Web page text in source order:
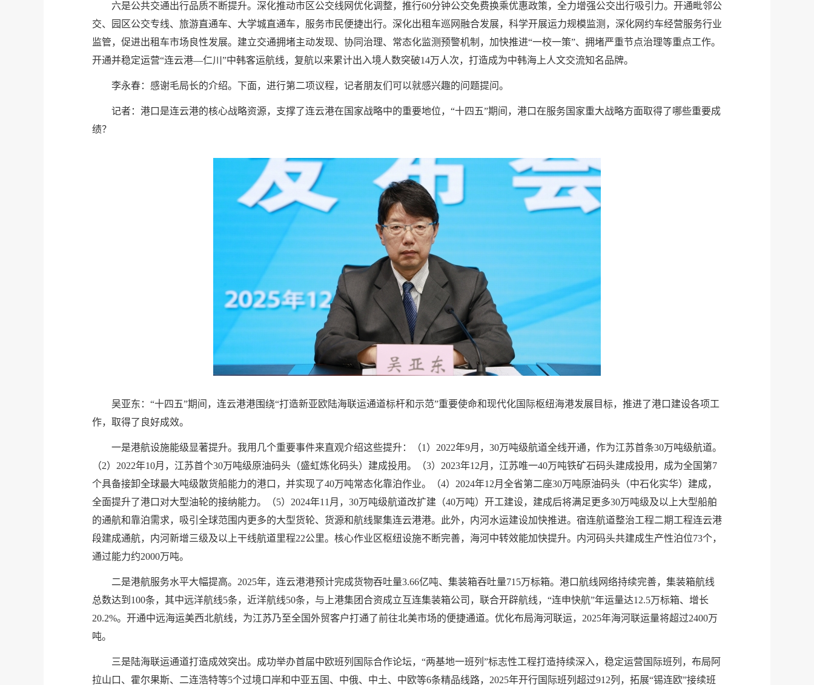
六是公共交通出行品质不断提升。深化推动市区公交线网优化调整，推行60分钟公交免费换乘优惠政策，全力增强公交出行吸引力。开通毗邻公
交、园区公交专线、旅游直通车、大学城直通车，服务市民便捷出行。深化出租车巡网融合发展，科学开展运力规模监测，深化网约车经营服务行业
监管，促进出租车市场良性发展。建立交通拥堵主动发现、协同治理、常态化监测预警机制，加快推进“一校一策”、拥堵严重节点治理等重点工作。
开通并稳定运营“连云港—仁川”中韩客运航线，复航以来累计出入境人数突破14万人次，打造成为中韩海上人文交流知名品牌。
李永春：感谢毛局长的介绍。下面，进行第二项议程，记者朋友们可以就感兴趣的问题提问。
记者：港口是连云港的核心战略资源，支撑了连云港在国家战略中的重要地位，“十四五”期间，港口在服务国家重大战略方面取得了哪些重要成
绩？
吴亚东：“十四五”期间，连云港港围绕“打造新亚欧陆海联运通道标杆和示范”重要使命和现代化国际枢纽海港发展目标，推进了港口建设各项工
作，取得了良好成效。
一是港航设施能级显著提升。我用几个重要事件来直观介绍这些提升：（1）2022年9月，30万吨级航道全线开通，作为江苏首条30万吨级航道。
（2）2022年10月，江苏首个30万吨级原油码头（盛虹炼化码头）建成投用。（3）2023年12月，江苏唯一40万吨铁矿石码头建成投用，成为全国第7
个具备接卸全球最大吨级散货船能力的港口，并实现了40万吨常态化靠泊作业。（4）2024年12月全省第二座30万吨原油码头（中石化实华）建成，
全面提升了港口对大型油轮的接纳能力。（5）2024年11月，30万吨级航道改扩建（40万吨）开工建设，建成后将满足更多30万吨级及以上大型船舶
的通航和靠泊需求，吸引全球范围内更多的大型货轮、货源和航线聚集连云港港。此外，内河水运建设加快推进。宿连航道整治工程二期工程连云港
段建成通航，内河新增三级及以上干线航道里程22公里。核心作业区枢纽设施不断完善，海河中转效能加快提升。内河码头共建成生产性泊位73个，
通过能力约2000万吨。
二是港航服务水平大幅提高。2025年，连云港港预计完成货物吞吐量3.66亿吨、集装箱吞吐量715万标箱。港口航线网络持续完善，集装箱航线
总数达到100条，其中远洋航线5条，近洋航线50条，与上港集团合资成立互连集装箱公司，联合开辟航线，“连申快航”年运量达12.5万标箱、增长
20.2%。开通中远海运美西北航线，为江苏乃至全国外贸客户打通了前往北美市场的便捷通道。优化布局海河联运，2025年海河联运量将超过2400万
吨。
三是陆海联运通道打造成效突出。成功举办首届中欧班列国际合作论坛，“两基地一班列”标志性工程打造持续深入，稳定运营国际班列，布局阿
拉山口、霍尔果斯、二连浩特等5个过境口岸和中亚五国、中俄、中土、中欧等6条精品线路，2025年开行国际班列超过912列，拓展“锡连欧”接续班